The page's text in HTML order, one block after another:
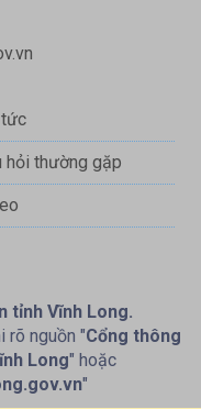
hỏi thường gặp
tỉnh Vĩnh Long.
rõ nguồn "Cổng thông
Long" hoặc
"